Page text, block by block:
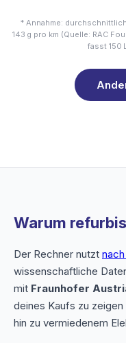
* Annahme:
143 g pro km (Quelle: RAC
fasst 150
Warum
Der Rechner nutzt
wissenschaftliche
mit Fraunhofer
deines Kaufs zu
hin zu vermiedenem